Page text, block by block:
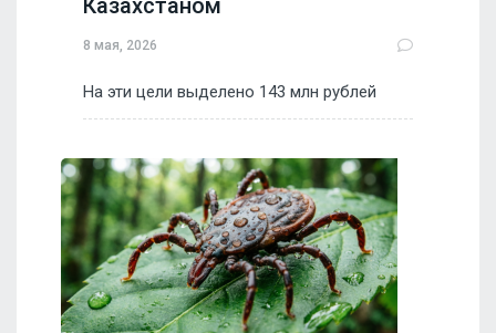
Казахстаном
8 мая, 2026
На эти цели выделено 143 млн рублей